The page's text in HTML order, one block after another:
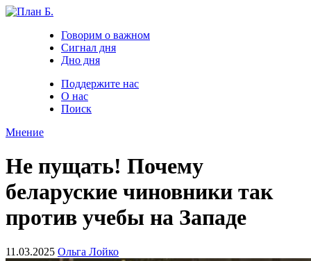
Говорим о важном
Сигнал дня
Дно дня
Поддержите нас
О нас
Поиск
Мнение
Не пущать! Почему
беларуские чиновники так
против учебы на Западе
11.03.2025 Ольга Лойко